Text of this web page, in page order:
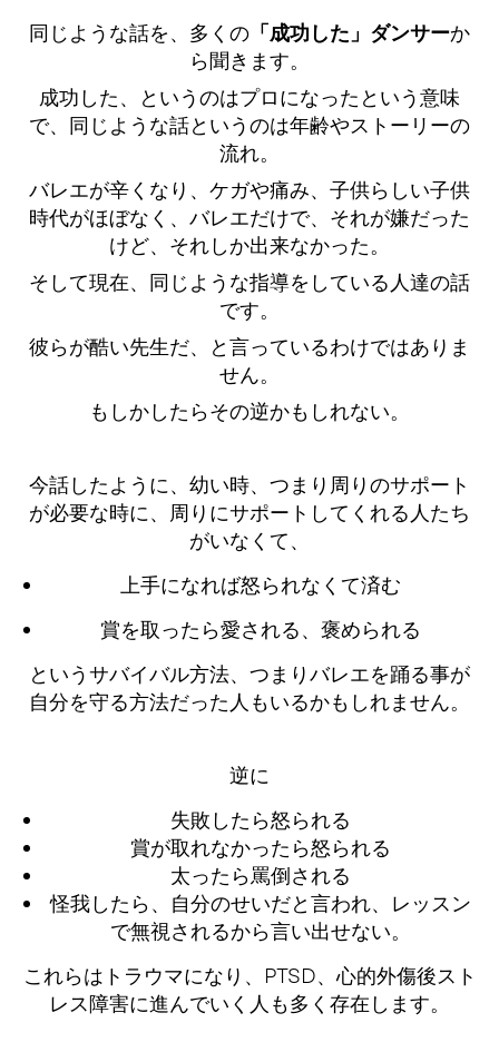
同じような話を、多くの 「成功した」ダンサーか
ら聞きます。
成功した、というのはプロになったという意味
で、同じような話というのは年齢やストーリーの
流れ。
バレエが辛くなり、ケガや痛み、子供らしい子供
時代がほぼなく、バレエだけで、それが嫌だった
けど、それしか出来なかった。
そして現在、同じような指導をしている人達の話
です。
彼らが酷い先生だ、と言っているわけではありま
せん。
もしかしたらその逆かもしれない。
今話したように、幼い時、つまり周りのサポート
が必要な時に、周りにサポートしてくれる人たち
がいなくて、
上手になれば怒られなくて済む
賞を取ったら愛される、褒められる
というサバイバル方法、つまりバレエを踊る事が
自分を守る方法だった人もいるかもしれません。
逆に
失敗したら怒られる
賞が取れなかったら怒られる
太ったら罵倒される
怪我したら、自分のせいだと言われ、レッスン
で無視されるから言い出せない。
これらはトラウマになり、PTSD、心的外傷後スト
レス障害に進んでいく人も多く存在します。